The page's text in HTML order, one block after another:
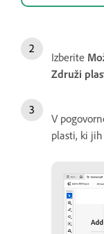
Izberite
Združi
V
plasti, ki